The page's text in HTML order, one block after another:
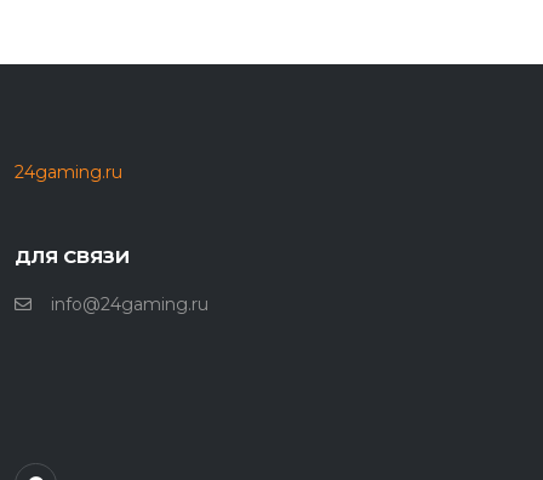
24gaming.ru
ДЛЯ СВЯЗИ
info@24gaming.ru